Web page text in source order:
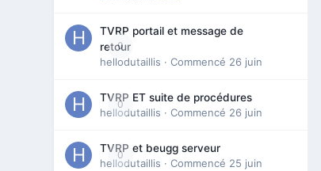
0
TVRP portail et message de
retour
hellodutaillis · Commencé 26 juin
0
TVRP ET suite de procédures
hellodutaillis · Commencé 26 juin
0
TVRP et beugg serveur
hellodutaillis · Commencé 25 juin